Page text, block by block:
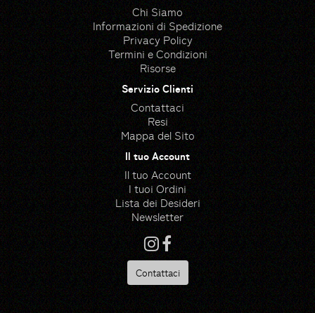
Chi Siamo
Informazioni di Spedizione
Privacy Policy
Termini e Condizioni
Risorse
Servizio Clienti
Contattaci
Resi
Mappa del Sito
Il tuo Account
Il tuo Account
I tuoi Ordini
Lista dei Desideri
Newsletter
Contattaci